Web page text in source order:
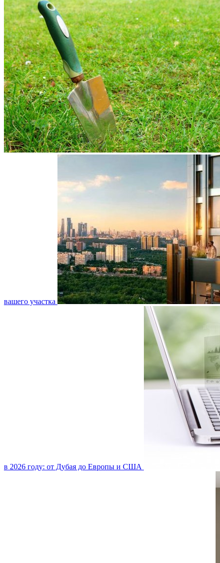
вашего участка
в 2026 году: от Дубая до Европы и США